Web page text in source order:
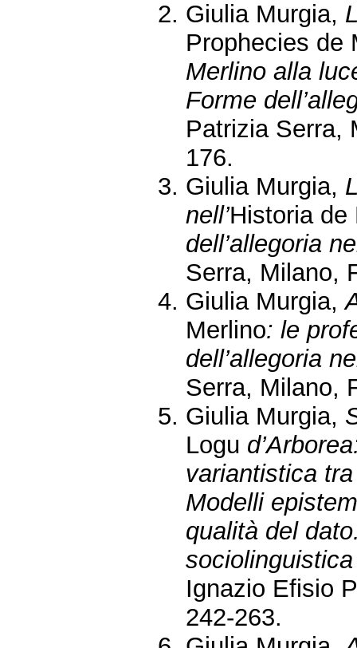
Giulia Murgia,
Prophecies de
Merlino alla
Forme
Patrizia Serra,
176.
Giulia Murgia,
nell’Historia
dell’allegoria
Serra, Milano,
Giulia Murgia,
Merlino: le
dell’allegoria
Serra, Milano,
Giulia Murgia,
Logu
variantistica
Modelli
qualità del
Ignazio Efisio
242-263.